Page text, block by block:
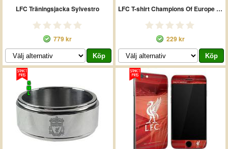
LFC Träningsjacka Sylvestro
779 kr
LFC T-shirt Champions Of Europe Barn
229 kr
S
M
L